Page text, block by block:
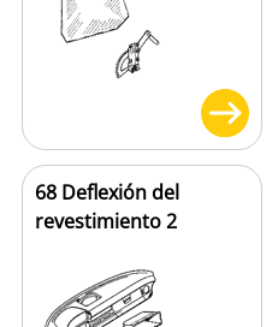
68 Deflexión del
revestimiento 2